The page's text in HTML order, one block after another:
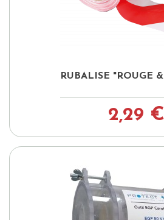
RUBALISE "ROUGE
2,29 €